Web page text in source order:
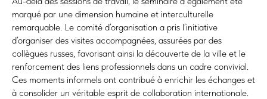
marqué par une dimension humaine et interculturelle
remarquable. Le comité d’organisation a pris l’initiative
d’organiser des visites accompagnées, assurées par des
collègues russes, favorisant ainsi la découverte de la ville et le
renforcement des liens professionnels dans un cadre convivial.
Ces moments informels ont contribué à enrichir les échanges et
à consolider un véritable esprit de collaboration internationale.